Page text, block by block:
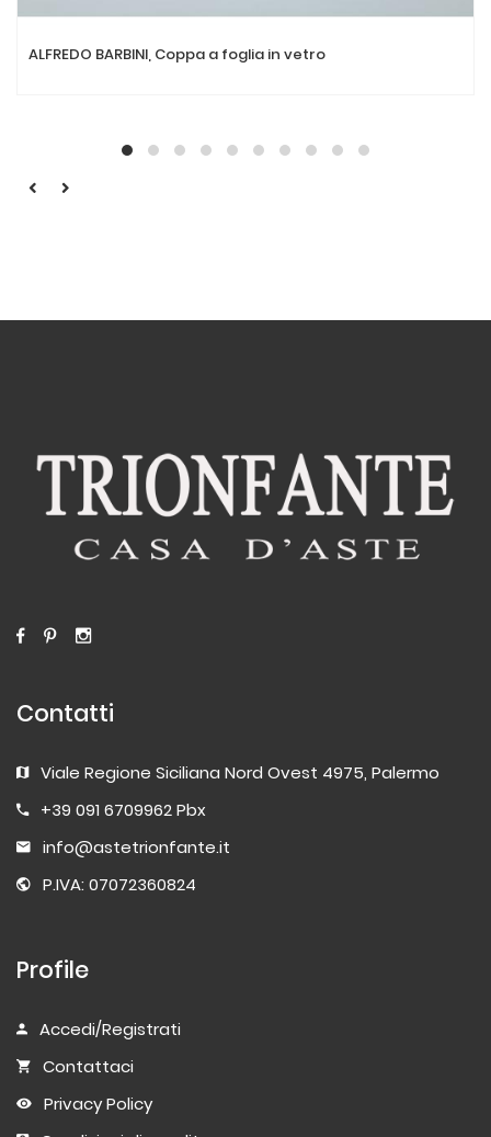
ALFREDO BARBINI, Coppa a foglia in vetro
Contatti
Viale Regione Siciliana Nord Ovest 4975, Palermo
+39 091 6709962 Pbx
info@astetrionfante.it
P.IVA: 07072360824
Profile
Accedi/Registrati
Contattaci
Privacy Policy